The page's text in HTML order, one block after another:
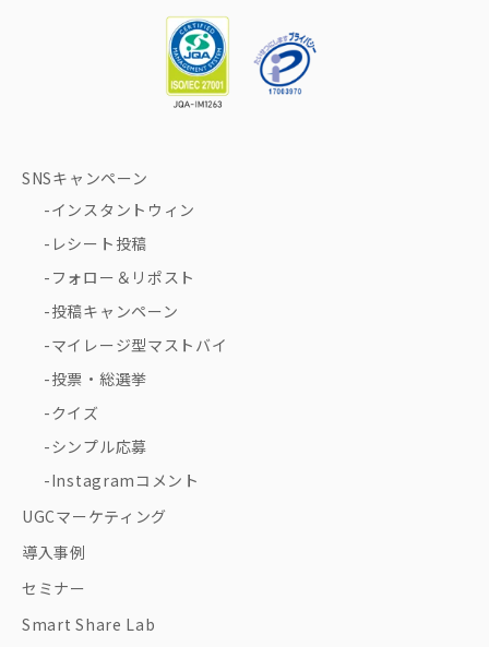
SNSキャンペーン
インスタントウィン
レシート投稿
フォロー＆リポスト
投稿キャンペーン
マイレージ型マストバイ
投票・総選挙
クイズ
シンプル応募
Instagramコメント
UGCマーケティング
導入事例
セミナー
Smart Share Lab